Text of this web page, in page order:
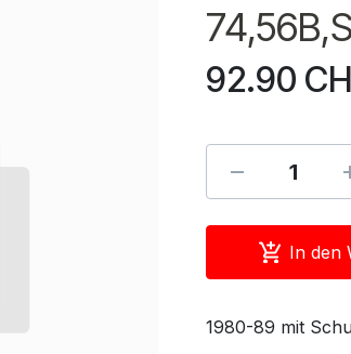
92.90
In den
1980-89 mit